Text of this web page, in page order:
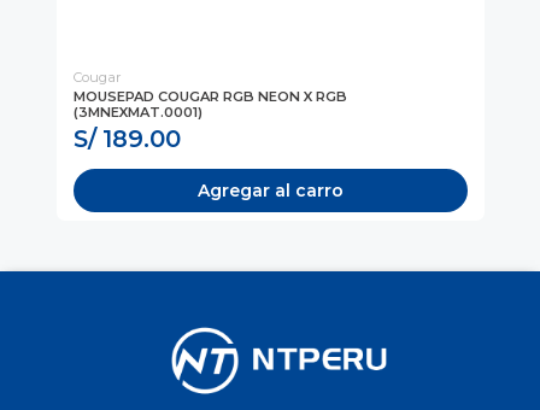
Cougar
MOUSEPAD COUGAR RGB NEON X RGB
(3MNEXMAT.0001)
S/ 189.00
Agregar al carro